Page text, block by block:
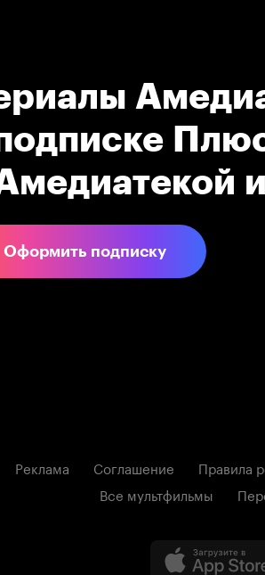
Оформить подписку
Реклама Соглашение Правила
Все мультфильмы